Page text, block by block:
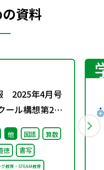
資料
2025年4月号
ール構想第2期
③
他 国語
算数
徳 書写
教育・STEAM教育